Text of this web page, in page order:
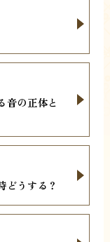
音の正体と
どうする？